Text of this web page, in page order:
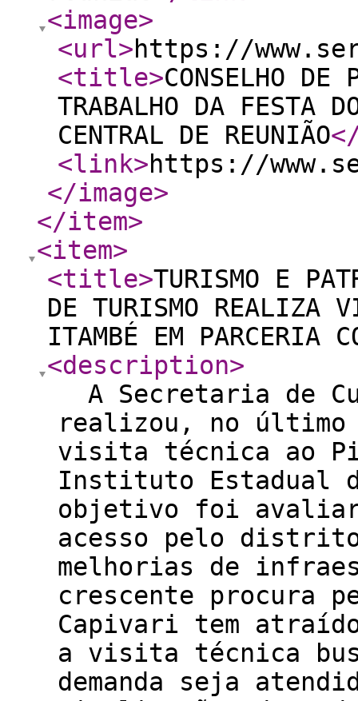
<image>
<url>https://
<title>CONSELHO DE
TRABALHO DA FESTA
CENTRAL DE REUNIÃO
<link>https://
</image>
</item>
<item>
<title>TURISMO E
DE TURISMO REALIZA
ITAMBÉ EM PARCERIA
<description>
A Secretaria de
realizou, no último
visita técnica ao
Instituto Estadual
objetivo foi
acesso pelo
melhorias de
crescente
Capivari tem
a visita técnica
demanda seja